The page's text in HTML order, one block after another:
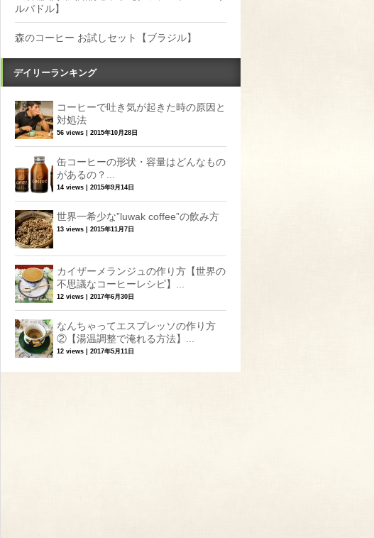
ルバドル】
森のコーヒー お試しセット【ブラジル】
デイリーランキング
コーヒーで吐き気が起きた時の原因と
対処法
56 views 2015年10月28日
缶コーヒーの形状・容量はどんなもの
があるの？...
14 views 2015年9月14日
世界一希少な”luwak coffee”の飲み方
13 views 2015年11月7日
カイザーメランジュの作り方【世界の
不思議なコーヒーレシピ】...
12 views 2017年6月30日
なんちゃってエスプレッソの作り方
②【湯温調整で淹れる方法】...
12 views 2017年5月11日